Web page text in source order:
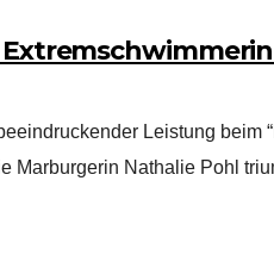
Leistung beim
Mar­burg­erin Nathalie Pohl